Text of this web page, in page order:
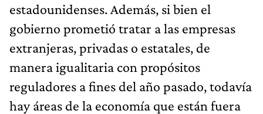
estadounidenses. Además, si bien el
gobierno prometió tratar a las empresas
extranjeras, privadas o estatales, de
manera igualitaria con propósitos
reguladores a fines del año pasado, todavía
hay áreas de la economía que están fuera